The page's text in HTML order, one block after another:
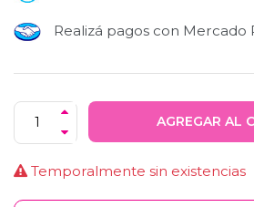
Realizá pagos con Mercado
AGREGAR AL
Temporalmente sin existencias